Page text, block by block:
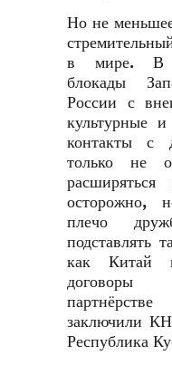
Но не
в мире. В
блокады
России с
культурные
контакты с
только не
осторожно,
плечо
подставлять
как
договоры
заключили
Республика